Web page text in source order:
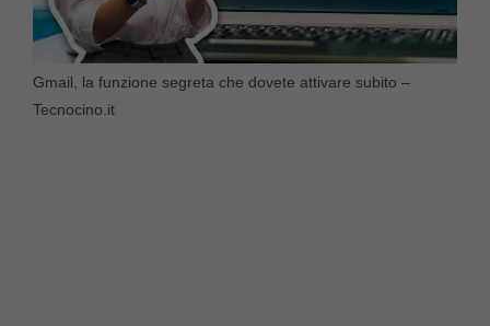
Gmail, la funzione segreta che dovete attivare subito –
Tecnocino.it